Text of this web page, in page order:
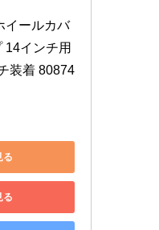
イールカバ
14インチ用
装着 80874
る
る